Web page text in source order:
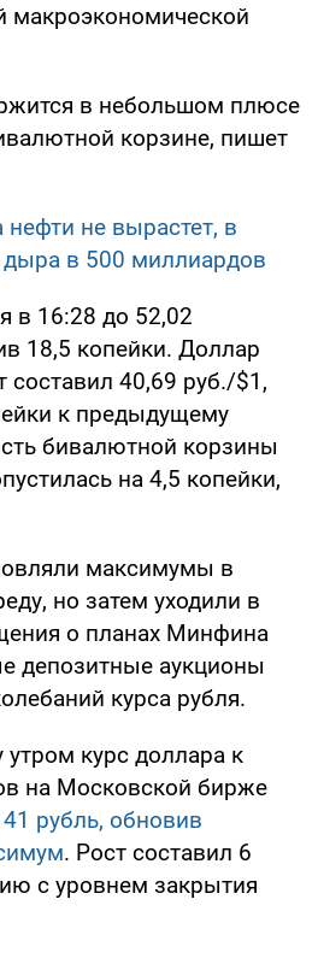
макроэкономической
в небольшом плюсе
корзине, пишет
нефти не вырастет, в
в 500 миллиардов
в 16:28 до 52,02
18,5 копейки. Доллар
40,69 руб./$1,
к предыдущему
бивалютной корзины
на 4,5 копейки,
максимумы в
но затем уходили в
о планах Минфина
депозитные аукционы
курса рубля.
курс доллара к
на Московской бирже
рубль, обновив
. Рост составил 6
с уровнем закрытия